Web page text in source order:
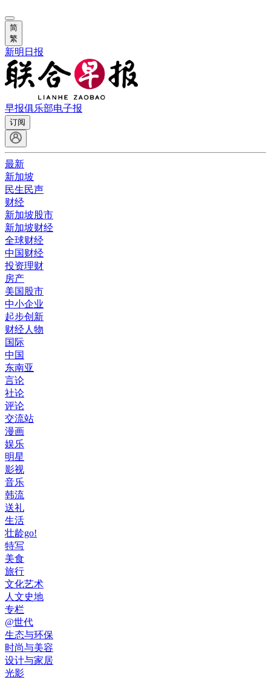
简
繁
新明日报
早报俱乐部电子报
订阅
最新
新加坡
民生民声
财经
新加坡股市
新加坡财经
全球财经
中国财经
投资理财
房产
美国股市
中小企业
起步创新
财经人物
国际
中国
东南亚
言论
社论
评论
交流站
漫画
娱乐
明星
影视
音乐
韩流
送礼
生活
壮龄go!
特写
美食
旅行
文化艺术
人文史地
专栏
@世代
生态与环保
时尚与美容
设计与家居
光影